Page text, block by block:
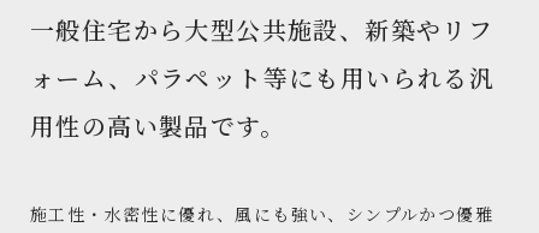
一般住宅から大型公共施設、新築やリフ
ォーム、パラペット等にも用いられる汎
用性の高い製品です。
施工性・水密性に優れ、風にも強い、シンプルかつ優雅